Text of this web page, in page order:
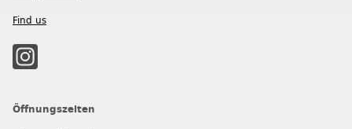
Find us
Öffnungszeiten